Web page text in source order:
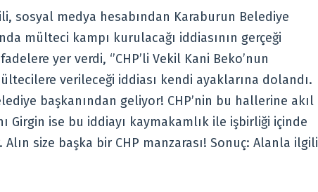
sosyal medya hesabından Karaburun Belediye
mülteci kampı kurulacağı iddiasının gerçeği
yer verdi, ‘’CHP’li Vekil Kani Beko’nun
verileceği iddiası kendi ayaklarına dolandı.
başkanından geliyor! CHP’nin bu hallerine akıl
Girgin ise bu iddiayı kaymakamlık ile işbirliği içinde
size başka bir CHP manzarası! Sonuç: Alanla ilgili